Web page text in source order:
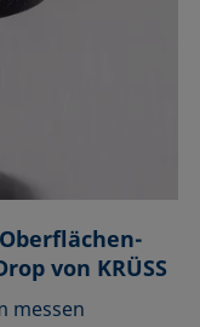
von KRÜSS
messen